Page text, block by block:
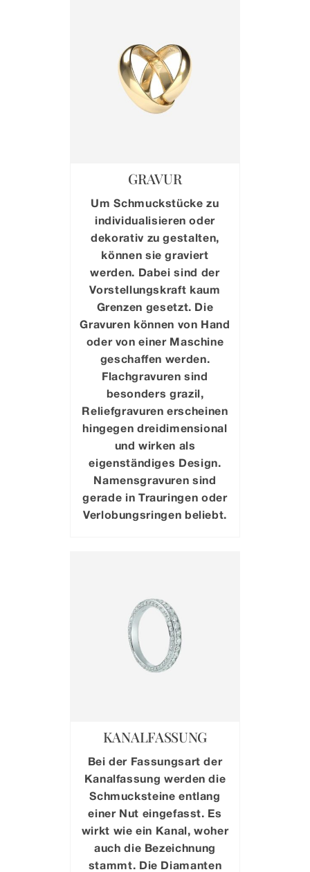
GRAVUR
Um Schmuckstücke zu
individualisieren oder
dekorativ zu gestalten,
können sie graviert
werden. Dabei sind der
Vorstellungskraft kaum
Grenzen gesetzt. Die
Gravuren können von Hand
oder von einer Maschine
geschaffen werden.
Flachgravuren sind
besonders grazil,
Reliefgravuren erscheinen
hingegen dreidimensional
und wirken als
eigenständiges Design.
Namensgravuren sind
gerade in Trauringen oder
Verlobungsringen beliebt.
KANALFASSUNG
Bei der Fassungsart der
Kanalfassung werden die
Schmucksteine entlang
einer Nut eingefasst. Es
wirkt wie ein Kanal, woher
auch die Bezeichnung
stammt. Die Diamanten